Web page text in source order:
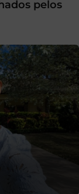
pelos